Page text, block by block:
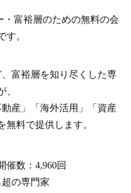
・富裕層のための無料の会
す。
富裕層を知り尽くした専
、
産」「海外活用」「資産
無料で提供します。
催数：4,960回
の専門家